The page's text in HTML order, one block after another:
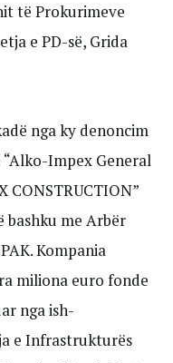
të Prokurimeve
e PD-së, Grida
nga ky denoncim
Impex General
CONSTRUCTION”
bashku me Arbër
Kompania
miliona euro fonde
nga ish-
e Infrastrukturës